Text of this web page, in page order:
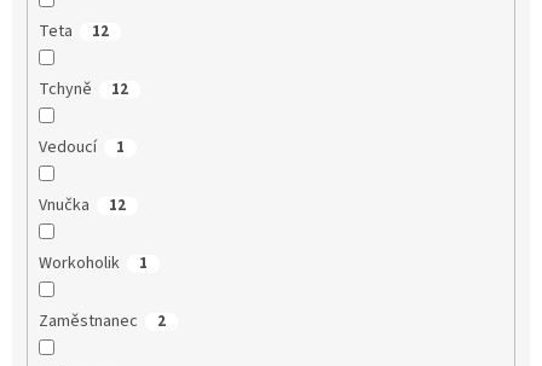
Teta 12
Tchyně 12
Vedoucí 1
Vnučka 12
Workoholik 1
Zaměstnanec 2